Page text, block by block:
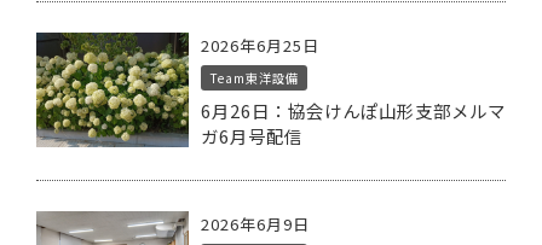
2026年6月25日
Team東洋設備
6月26日：協会けんぽ山形支部メルマ
ガ6月号配信
2026年6月9日